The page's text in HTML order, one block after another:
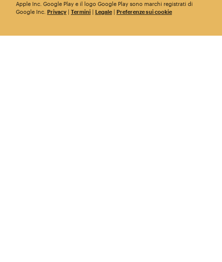
Apple Inc. Google Play e il logo Google Play sono marchi registrati di
Google Inc. Privacy | Termini | Legale | Preferenze sui cookie